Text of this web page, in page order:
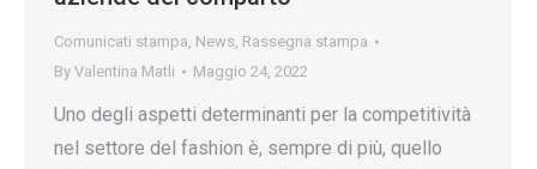
Comunicati stampa, News, Rassegna stampa
By Valentina Matli Maggio 24, 2022
Uno degli aspetti determinanti per la competitività
nel settore del fashion è, sempre di più, quello